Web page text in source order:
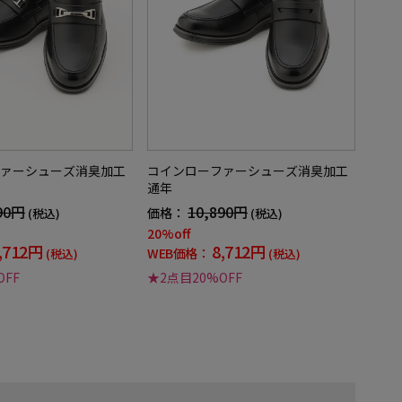
ーシューズ消臭加工
円 (税込)
円 (税込)
コインローファーシューズ消臭加工
通年
価格： 10,890円 (税込)
20%off
WEB価格： 8,712円 (税込)
★2点目20%OFF